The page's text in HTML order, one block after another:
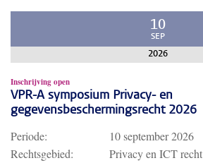
10
SEP
2026
Inschrijving open
VPR-A symposium Privacy- en
gegevensbeschermingsrecht 2026
Periode:
10 september 2026
Rechtsgebied:
Privacy en ICT recht